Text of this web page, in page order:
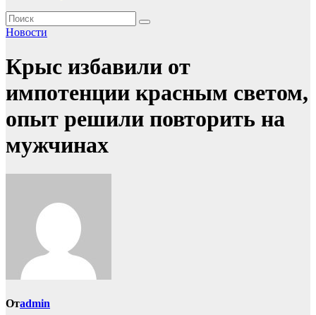
Новости
Крыс избавили от
импотенции красным светом,
опыт решили повторить на
мужчинах
Отadmin